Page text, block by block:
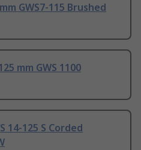
GWS7-115 Brushed
mm GWS 1100
14-125 S Corded